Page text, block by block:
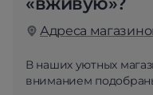
Адреса
В наших уютных
вниманием